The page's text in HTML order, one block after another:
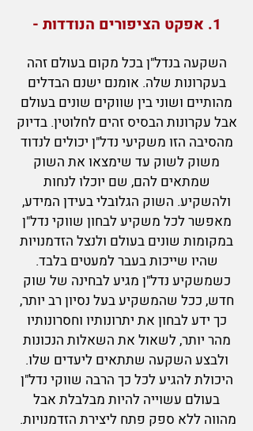
1. אפקט הציפורים הנודדות -
השקעה בנדל"ן בכל מקום בעולם זהה
בעקרונות שלה. אומנם ישנם הבדלים
מהותיים ושוני בין שווקים שונים בעולם
אבל עקרונות הבסיס זהים לחלוטין. בדיוק
מהסיבה הזו משקיעי נדל"ן יכולים לנדוד
משוק לשוק עד שימצאו את השוק
שמתאים להם, שם יוכלו לנחות
ולהשקיע. השוק הגלובלי בעידן המידע,
מאפשר לכל משקיע לבחון שווקי נדל"ן
במקומות שונים בעולם ולנצל הזדמנויות
שהיו שייכות בעבר למעטים בלבד.
כשמשקיע נדל"ן מגיע לבחינה של שוק
חדש, ככל שהמשקיע בעל נסיון רב יותר,
כך ידע לבחון את יתרונותיו וחסרונותיו
מהר יותר, לשאול את השאלות הנכונות
ולבצע השקעה שתתאים ליעדים שלו.
היכולת להגיע לכל כך הרבה שווקי נדל"ן
בעולם עשוייה להיות מבלבלת אבל
מהווה ללא ספק פתח ליצירת הזדמנויות.